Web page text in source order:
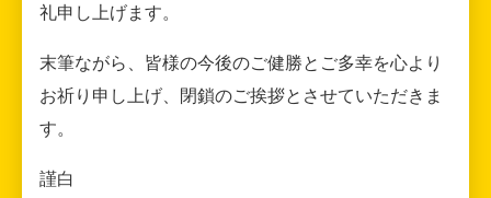
礼申し上げます。
末筆ながら、皆様の今後のご健勝とご多幸を心より
お祈り申し上げ、閉鎖のご挨拶とさせていただきま
す。
謹白